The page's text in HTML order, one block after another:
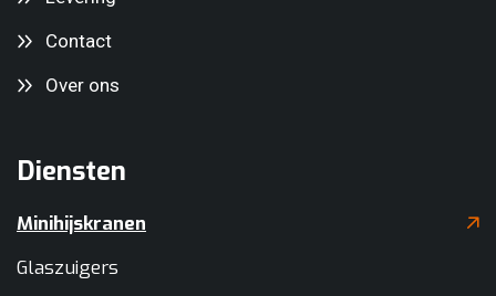
Contact
Over ons
Diensten
Minihijskranen
Glaszuigers